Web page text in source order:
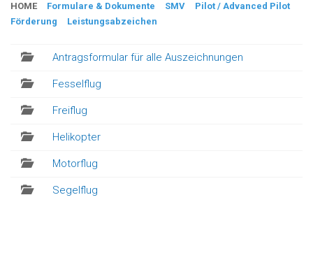
HOME Formulare & Dokumente SMV
Pilot / Advanced Pilot
Förderung
Leistungsabzeichen
Antragsformular für alle Auszeichnungen
Fesselflug
Freiflug
Helikopter
Motorflug
Segelflug